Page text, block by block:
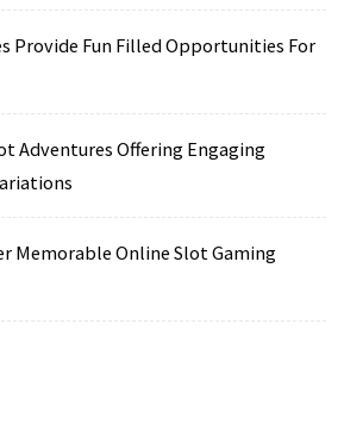
Provide Fun Filled Opportunities For
Adventures Offering Engaging
Memorable Online Slot Gaming